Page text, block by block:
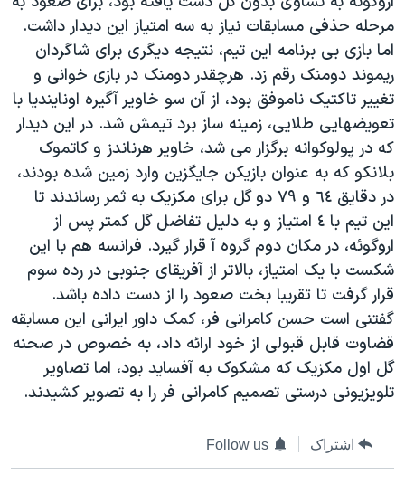
فرهنگ و زندگی
حقوق شهروندی
اقتصادی
علم و فناوری
اسرائیل در جنگ
گالری عکس
آرشیو پخش زنده
مستندها
انتخابات ریاست جمهوری آمریکا ۲۰۲۴
حمله جمهوری اسلامی به اسرائیل
رمز مهسا
ورزش زنان در ایران
اعتراضات زن، زندگی، آزادی
مجموعه مستندهای دادخواهی
تریبونال مردمی آبان ۹۸
دادگاه حمید نوری
چهل سال گروگان‌گیری
قانون شفافیت دارائی کادر رهبری ایران
اعتراضات مردمی آبان ۹۸
نرگس محمدی برنده جایزه نوبل صلح
همایش محافظه‌کاران آمریکا «سی‌پک»
دنبال کنید
زبانهای مختلف
مرحله حذفی مسابقات نیاز به سه امتیاز این دیدار داشت.
اما بازی بی برنامه این تیم، نتیجه دیگری برای شاگردان
ریموند دومنک رقم زد. هرچقدر دومنک در بازی خوانی و
تغییر تاکتیک ناموفق بود، از آن سو خاویر آگیره اونایندیا با
تعویضهایی طلایی، زمینه ساز برد تیمش شد. در این دیدار
که در پولوکوانه برگزار می شد، خاویر هرناندز و کاتموک
بلانکو که به عنوان بازیکن جایگزین وارد زمین شده بودند،
در دقایق ٦٤ و ٧٩ دو گل برای مکزیک به ثمر رساندند تا
این تیم با ٤ امتیاز و به دلیل تفاضل گل کمتر پس از
اروگوئه، در مکان دوم گروه آ قرار گیرد. فرانسه هم با این
شکست با یک امتیاز، بالاتر از آفریقای جنوبی در رده سوم
قرار گرفت تا تقریبا بخت صعود را از دست داده باشد.
گفتنی است حسن کامرانی فر، کمک داور ایرانی این مسابقه
قضاوت قابل قبولی از خود ارائه داد، به خصوص در صحنه
گل اول مکزیک که مشکوک به آفساید بود، اما تصاویر
تلویزیونی درستی تصمیم کامرانی فر را به تصویر کشیدند.
اشتراک Follow us